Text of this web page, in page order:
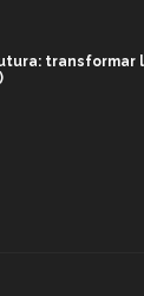
transformar